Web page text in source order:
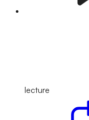
lecture